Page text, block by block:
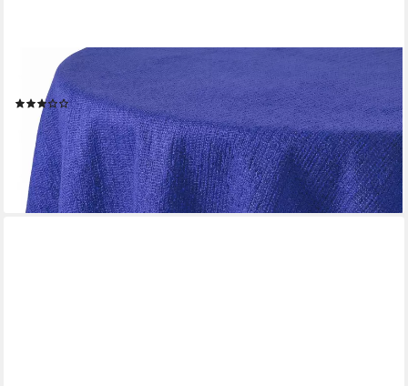
STOFFSCHMIEDE
Gartentischdecke, Tischdecke Outdoor Wetterfest
(1)
ab 11,99 € UVP14,99 €
-20%
lieferbar - in 2-3 Werktagen bei dir
+2